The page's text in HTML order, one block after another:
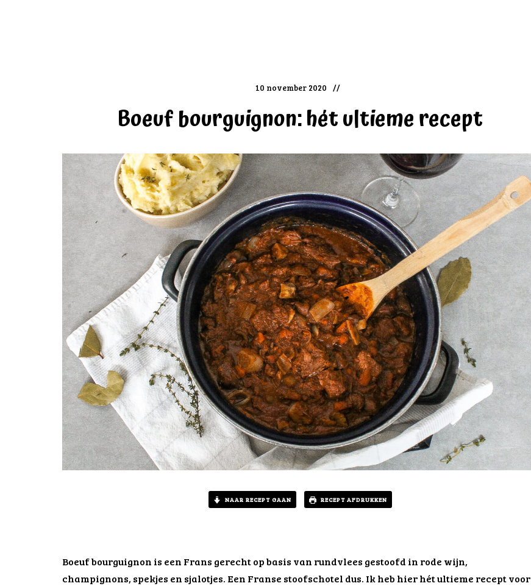
10 november 2020
Boeuf bourguignon: hét ultieme recept
NAAR RECEPT GAAN RECEPT AFDRUKKEN
Boeuf bourguignon is een Frans gerecht op basis van rundvlees gestoofd in rode wijn,
champignons, spekjes en sjalotjes. Een Franse stoofschotel dus. Ik heb hier hét ultieme recept voor